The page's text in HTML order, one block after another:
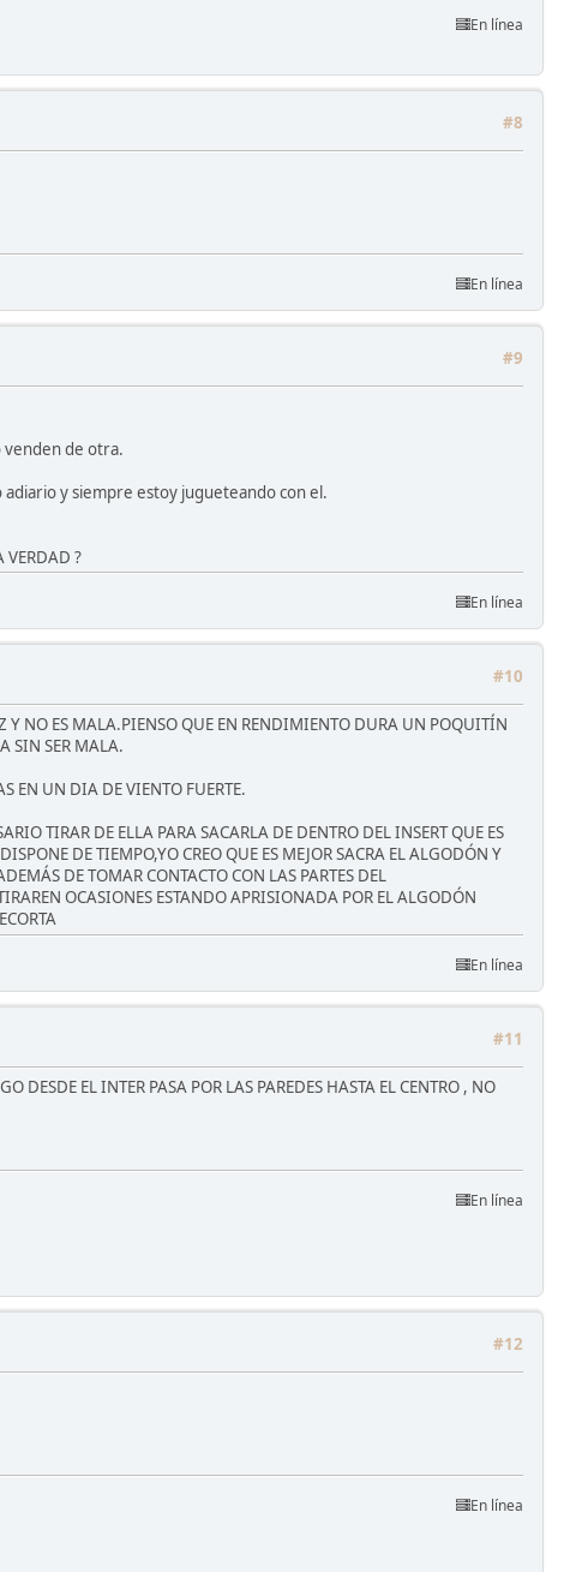
En línea
#8
En línea
#9
venden de otra.
adiario y siempre estoy jugueteando con el.
VERDAD ?
En línea
#10
NO ES MALA.PIENSO QUE EN RENDIMIENTO DURA UN POQUITÍN
SIN SER MALA.
EN UN DIA DE VIENTO FUERTE.
TIRAR DE ELLA PARA SACARLA DE DENTRO DEL INSERT QUE ES
DE TIEMPO,YO CREO QUE ES MEJOR SACRA EL ALGODÓN Y
DE TOMAR CONTACTO CON LAS PARTES DEL
OCASIONES ESTANDO APRISIONADA POR EL ALGODÓN
En línea
#11
DESDE EL INTER PASA POR LAS PAREDES HASTA EL CENTRO , NO
En línea
#12
En línea